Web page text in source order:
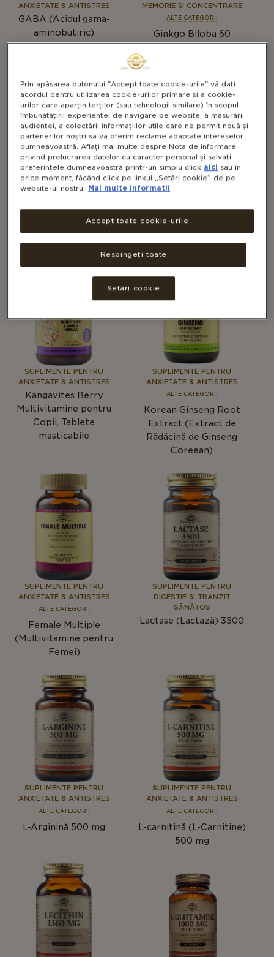
ANXIETATE & ANTISTRES
GABA (Acidul gama-
aminobutiric)
MEMORIE ȘI CONCENTRARE
ALTE CATEGORII
Ginkgo Biloba 60
SUPLIMENTE PENTRU PĂR,
UNGHII ȘI PIELE SĂNĂTOASĂ
ALTE CATEGORII
Complex de
Glucozamină cu MSM
(Fără crustacee)
SUPLIMENTE PENTRU PĂR,
UNGHII ȘI PIELE SĂNĂTOASĂ
ALTE CATEGORII
Glucosamine, Hyaluronic
Acid, Chondroitin, MSM
Complex
SUPLIMENTE PENTRU
ANXIETATE & ANTISTRES
Kangavites Berry
Multivitamine pentru
Copii, Tablete
masticabile
SUPLIMENTE PENTRU
ANXIETATE & ANTISTRES
ALTE CATEGORII
Korean Ginseng Root
Extract (Extract de
Rădăcină de Ginseng
Coreean)
SUPLIMENTE PENTRU
ANXIETATE & ANTISTRES
ALTE CATEGORII
Female Multiple
(Multivitamine pentru
Femei)
SUPLIMENTE PENTRU
DIGESTIE ȘI TRANZIT
SĂNĂTOS
Lactase (Lactază) 3500
SUPLIMENTE PENTRU
ANXIETATE & ANTISTRES
ALTE CATEGORII
L-Arginină 500 mg
SUPLIMENTE PENTRU
ANXIETATE & ANTISTRES
ALTE CATEGORII
L-carnitină (L-Carnitine)
500 mg
Prin apăsarea butonului "Accept toate cookie-urile" vă dați
acordul pentru utilizarea cookie-urilor primare și a cookie-
urilor care aparțin terților (sau tehnologii similare) în scopul
îmbunătățirii experienței de navigare pe website, a măsurării
audienței, a colectării informațiilor utile care ne permit nouă și
partenerilor noștri să vă oferim reclame adaptate intereselor
dumneavoastră. Aflați mai multe despre Nota de informare
privind prelucrarea datelor cu caracter personal și salvați
preferințele dumneavoastră printr-un simplu click aici sau în
orice moment, făcând click pe linkul „Setări cookie” de pe
website-ul nostru. Mai multe informatii
Respingeți toate
Accept toate cookie-urile
Setări cookie